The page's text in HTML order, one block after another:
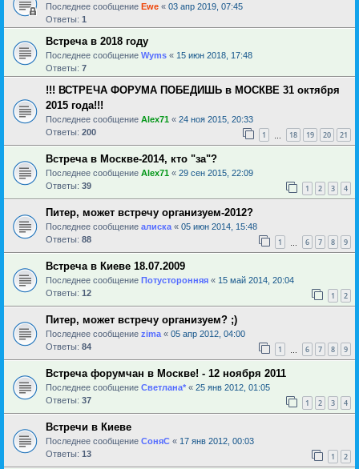
Последнее сообщение Ewe « 03 апр 2019, 07:45
Ответы: 1
Встреча в 2018 году
Последнее сообщение Wyms « 15 июн 2018, 17:48
Ответы: 7
!!! ВСТРЕЧА ФОРУМА ПОБЕДИШЬ в МОСКВЕ 31 октября
2015 года!!!
Последнее сообщение Alex71 « 24 ноя 2015, 20:33
Ответы: 200 1 18 19 20 21
Встреча в Москве-2014, кто "за"?
Последнее сообщение Alex71 « 29 сен 2015, 22:09
Ответы: 39 1 2 3 4
Питер, может встречу организуем-2012?
Последнее сообщение алиска « 05 июн 2014, 15:48
Ответы: 88 1 6 7 8 9
Встреча в Киеве 18.07.2009
Последнее сообщение Потусторонняя « 15 май 2014, 20:04
Ответы: 12 1 2
Питер, может встречу организуем? ;)
Последнее сообщение zima « 05 апр 2012, 04:00
Ответы: 84 1 6 7 8 9
Встреча форумчан в Москве! - 12 ноября 2011
Последнее сообщение Светлана* « 25 янв 2012, 01:05
Ответы: 37 1 2 3 4
Встречи в Киеве
Последнее сообщение СоняС « 17 янв 2012, 00:03
Ответы: 13 1 2